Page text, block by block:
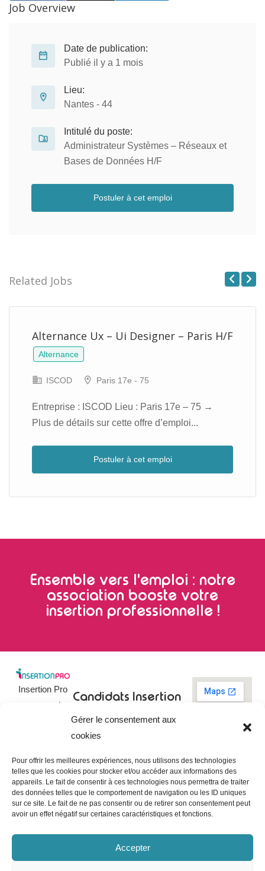
Gérer le consentement aux
cookies
Pour offrir les meilleures expériences, nous utilisons des technologies
telles que les cookies pour stocker et/ou accéder aux informations des
appareils. Le fait de consentir à ces technologies nous permettra de traiter
des données telles que le comportement de navigation ou les ID uniques
sur ce site. Le fait de ne pas consentir ou de retirer son consentement peut
avoir un effet négatif sur certaines caractéristiques et fonctions.
Accepter
Job Overview
Date de publication:
Publié il y a 1 mois
Lieu:
Nantes - 44
Intitulé du poste:
Administrateur Systèmes – Réseaux et
Bases de Données H/F
Postuler à cet emploi
Related Jobs
Alternance Ux – Ui Designer – Paris H/F
Alternance
ISCOD Paris 17e - 75
Entreprise : ISCOD Lieu : Paris 17e – 75 →
Plus de détails sur cette offre d’emploi...
Postuler à cet emploi
Ensemble vers l'emploi : notre
association booste votre
insertion professionnelle !
Insertion Pro
est une action
pour
l’Insertion
Professionnelle ,
dédiée à
l’insertion et
Candidats
emploi
Tableau de
bord du
candidat
Entreprises
Poster une
entreprises
Insertion
09 73 03 78
Contact
CGU
Mentions
légales
confidentialité
Politique de